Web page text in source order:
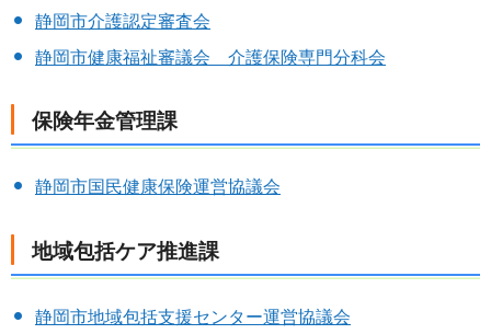
静岡市介護認定審査会
静岡市健康福祉審議会 介護保険専門分科会
保険年金管理課
静岡市国民健康保険運営協議会
地域包括ケア推進課
静岡市地域包括支援センター運営協議会